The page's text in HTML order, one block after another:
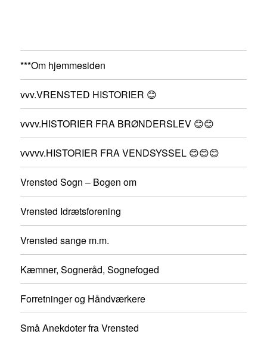
***Om hjemmesiden
vvv.VRENSTED HISTORIER 😊
vvvv.HISTORIER FRA BRØNDERSLEV 😊😊
vvvvv.HISTORIER FRA VENDSYSSEL 😊😊😊
Vrensted Sogn – Bogen om
Vrensted Idrætsforening
Vrensted sange m.m.
Kæmner, Sogneråd, Sognefoged
Forretninger og Håndværkere
Små Anekdoter fra Vrensted